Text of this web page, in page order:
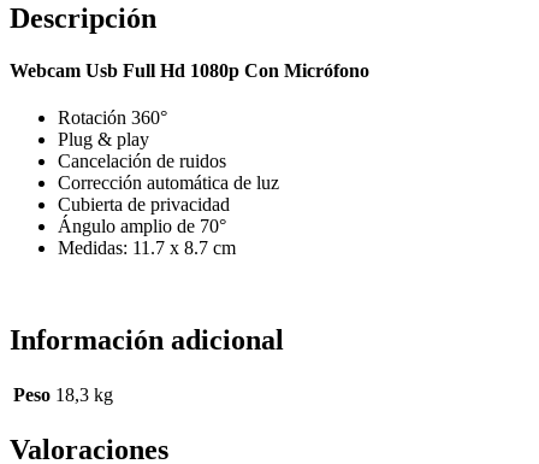
Descripción
Webcam Usb Full Hd 1080p Con Micrófono
Rotación 360°
Plug & play
Cancelación de ruidos
Corrección automática de luz
Cubierta de privacidad
Ángulo amplio de 70°
Medidas: 11.7 x 8.7 cm
Información adicional
Peso 18,3 kg
Valoraciones